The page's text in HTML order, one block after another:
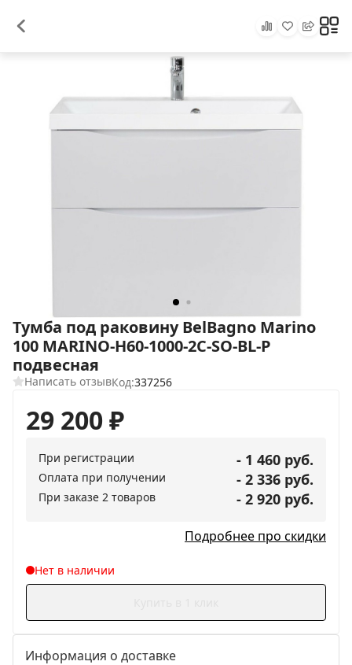
Тумба под раковину BelBagno Marino
100 MARINO-H60-1000-2C-SO-BL-P
подвесная
Написать отзывКод:337256
29 200₽
При регистрации - 1 460 руб.
Оплата при получении - 2 336 руб.
При заказе 2 товаров - 2 920 руб.
Подробнее про скидки
Нет в наличии
Информация о доставке